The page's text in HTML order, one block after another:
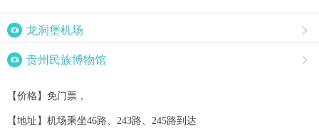
 龙洞堡机场 
 贵州民族博物馆 
【价格】免门票，
【地址】机场乘坐46路、243路、245路到达